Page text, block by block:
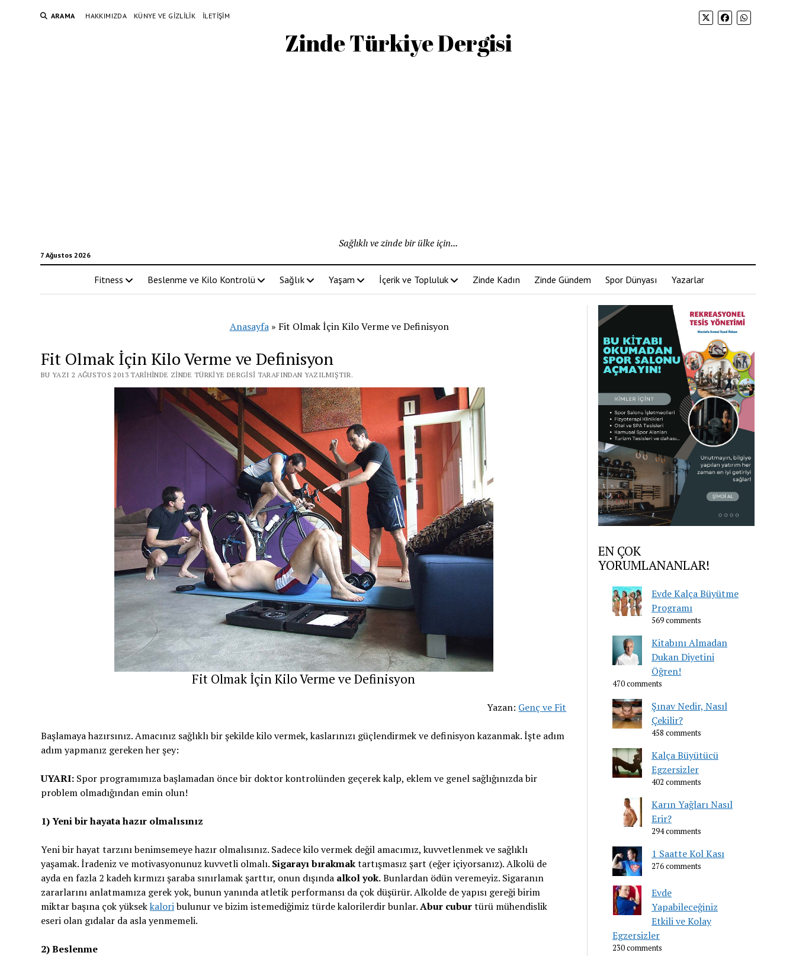
ARAMA HAKKIMIZDA KÜNYE VE GIZLILIK İLETIŞIM
Zinde Türkiye Dergisi
7 Ağustos 2026
Sağlıklı ve zinde bir ülke için...
Fitness Beslenme ve Kilo Kontrolü Sağlık Yaşam İçerik ve Topluluk Zinde Kadın Zinde Gündem Spor Dünyası Yazarlar
Anasayfa» Fit Olmak İçin Kilo Verme ve Definisyon
Fit Olmak İçin Kilo Verme ve Definisyon
BU YAZI 2 AĞUSTOS 2013 TARIHINDE ZINDE TÜRKIYE DERGISI TARAFINDAN YAZILMIŞTIR.
Fit Olmak İçin Kilo Verme ve Definisyon
Yazan: Genç ve Fit
Başlamaya hazırsınız. Amacınız sağlıklı bir şekilde kilo vermek, kaslarınızı güçlendirmek ve definisyon kazanmak. İşte adım
adım yapmanız gereken her şey:
UYARI:Spor programımıza başlamadan önce bir doktor kontrolünden geçerek kalp, eklem ve genel sağlığınızda bir
problem olmadığından emin olun!
1) Yeni bir hayata hazır olmalısınız
Yeni bir hayat tarzını benimsemeye hazır olmalısınız. Sadece kilo vermek değil amacımız, kuvvetlenmek ve sağlıklı
yaşamak. İradeniz ve motivasyonunuz kuvvetli olmalı. Sigarayı bırakmaktartışmasız şart (eğer içiyorsanız). Alkolü de
ayda en fazla 2 kadeh kırmızı şaraba sınırlamak şarttır, onun dışında alkol yok.Bunlardan ödün veremeyiz. Sigaranın
zararlarını anlatmamıza gerek yok, bunun yanında atletik performansı da çok düşürür. Alkolde de yapısı gereği birim
miktar başına çok yüksekkaloribulunur ve bizim istemediğimiz türde kalorilerdir bunlar.Abur cuburtürü mühendislik
eseri olan gıdalar da asla yenmemeli.
2) Beslenme
EN ÇOK
YORUMLANANLAR!
Evde Kalça Büyütme
Programı
569 comments
Kitabını Almadan
Dukan Diyetini
Öğren!
470 comments
Şınav Nedir, Nasıl
Çekilir?
458 comments
Kalça Büyütücü
Egzersizler
402 comments
Karın Yağları Nasıl
Erir?
294 comments
1 Saatte Kol Kası
276 comments
Evde
Yapabileceğiniz
Etkili ve Kolay
Egzersizler
230 comments